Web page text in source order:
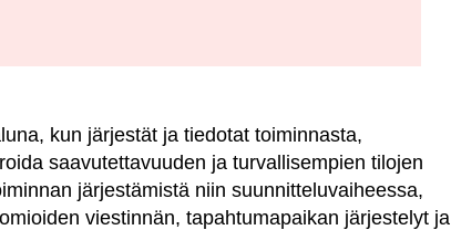
kun järjestät ja tiedotat toiminnasta,
saavutettavuuden ja turvallisempien tilojen
järjestämistä niin suunnitteluvaiheessa,
viestinnän, tapahtumapaikan järjestelyt ja